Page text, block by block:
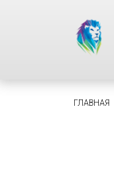
ГЛАВНАЯ